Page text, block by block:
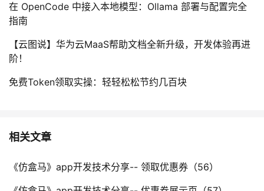
在 OpenCode 中接入本地模型：Ollama 部署与配置完全
指南
【云图说】华为云MaaS帮助文档全新升级，开发体验再进
阶！
免费Token领取实操：轻轻松松节约几百块
相关文章
《仿盒马》app开发技术分享-- 领取优惠券（56）